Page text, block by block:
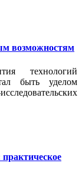
возможностям
технологий
быть уделом